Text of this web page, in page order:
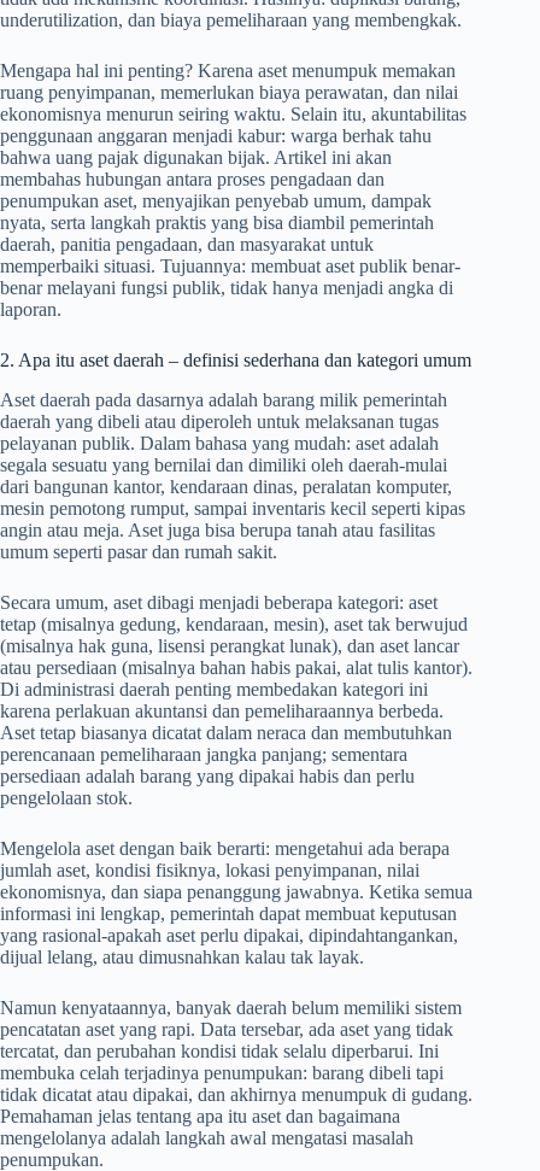
underutilization, dan biaya pemeliharaan yang membengkak.
Mengapa hal ini penting? Karena aset menumpuk memakan
ruang penyimpanan, memerlukan biaya perawatan, dan nilai
ekonomisnya menurun seiring waktu. Selain itu, akuntabilitas
penggunaan anggaran menjadi kabur: warga berhak tahu
bahwa uang pajak digunakan bijak. Artikel ini akan
membahas hubungan antara proses pengadaan dan
penumpukan aset, menyajikan penyebab umum, dampak
nyata, serta langkah praktis yang bisa diambil pemerintah
daerah, panitia pengadaan, dan masyarakat untuk
memperbaiki situasi. Tujuannya: membuat aset publik benar-
benar melayani fungsi publik, tidak hanya menjadi angka di
laporan.
2. Apa itu aset daerah – definisi sederhana dan kategori umum
Aset daerah pada dasarnya adalah barang milik pemerintah
daerah yang dibeli atau diperoleh untuk melaksanan tugas
pelayanan publik. Dalam bahasa yang mudah: aset adalah
segala sesuatu yang bernilai dan dimiliki oleh daerah-mulai
dari bangunan kantor, kendaraan dinas, peralatan komputer,
mesin pemotong rumput, sampai inventaris kecil seperti kipas
angin atau meja. Aset juga bisa berupa tanah atau fasilitas
umum seperti pasar dan rumah sakit.
Secara umum, aset dibagi menjadi beberapa kategori: aset
tetap (misalnya gedung, kendaraan, mesin), aset tak berwujud
(misalnya hak guna, lisensi perangkat lunak), dan aset lancar
atau persediaan (misalnya bahan habis pakai, alat tulis kantor).
Di administrasi daerah penting membedakan kategori ini
karena perlakuan akuntansi dan pemeliharaannya berbeda.
Aset tetap biasanya dicatat dalam neraca dan membutuhkan
perencanaan pemeliharaan jangka panjang; sementara
persediaan adalah barang yang dipakai habis dan perlu
pengelolaan stok.
Mengelola aset dengan baik berarti: mengetahui ada berapa
jumlah aset, kondisi fisiknya, lokasi penyimpanan, nilai
ekonomisnya, dan siapa penanggung jawabnya. Ketika semua
informasi ini lengkap, pemerintah dapat membuat keputusan
yang rasional-apakah aset perlu dipakai, dipindahtangankan,
dijual lelang, atau dimusnahkan kalau tak layak.
Namun kenyataannya, banyak daerah belum memiliki sistem
pencatatan aset yang rapi. Data tersebar, ada aset yang tidak
tercatat, dan perubahan kondisi tidak selalu diperbarui. Ini
membuka celah terjadinya penumpukan: barang dibeli tapi
tidak dicatat atau dipakai, dan akhirnya menumpuk di gudang.
Pemahaman jelas tentang apa itu aset dan bagaimana
mengelolanya adalah langkah awal mengatasi masalah
penumpukan.